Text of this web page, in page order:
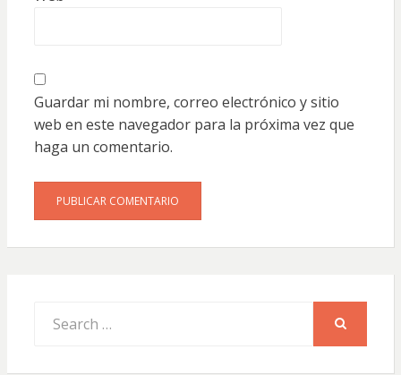
Guardar mi nombre, correo electrónico y sitio
web en este navegador para la próxima vez que
haga un comentario.
for: